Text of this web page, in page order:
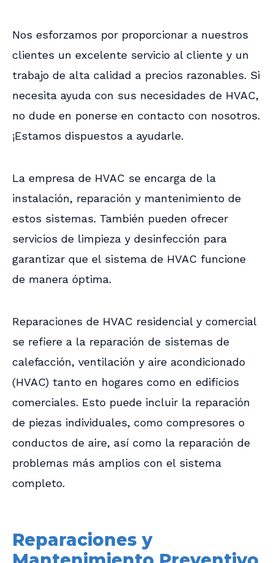
Nos esforzamos por proporcionar a nuestros
clientes un excelente servicio al cliente y un
trabajo de alta calidad a precios razonables. Si
necesita ayuda con sus necesidades de HVAC,
no dude en ponerse en contacto con nosotros.
¡Estamos dispuestos a ayudarle.
La empresa de HVAC se encarga de la
instalación, reparación y mantenimiento de
estos sistemas. También pueden ofrecer
servicios de limpieza y desinfección para
garantizar que el sistema de HVAC funcione
de manera óptima.
Reparaciones de HVAC residencial y comercial
se refiere a la reparación de sistemas de
calefacción, ventilación y aire acondicionado
(HVAC) tanto en hogares como en edificios
comerciales. Esto puede incluir la reparación
de piezas individuales, como compresores o
conductos de aire, así como la reparación de
problemas más amplios con el sistema
completo.
Reparaciones y